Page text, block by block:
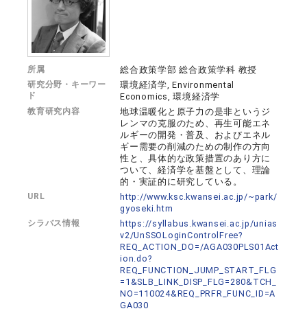
所属 総合政策学部 総合政策学科 教授
研究分野・キーワー
ド
環境経済学, Environmental
Economics, 環境経済学
教育研究内容
地球温暖化と原子力の是非というジ
レンマの克服のため、再生可能エネ
ルギーの開発・普及、およびエネル
ギー需要の削減のための制作の方向
性と、具体的な政策措置のあり方に
ついて、経済学を基盤として、理論
的・実証的に研究している。
URL
http://www.ksc.kwansei.ac.jp/~park/
gyoseki.htm
シラバス情報
https://syllabus.kwansei.ac.jp/unias
v2/UnSSOLoginControlFree?
REQ_ACTION_DO=/AGA030PLS01Act
ion.do?
REQ_FUNCTION_JUMP_START_FLG
=1&SLB_LINK_DISP_FLG=280&TCH_
NO=110024&REQ_PRFR_FUNC_ID=A
GA030